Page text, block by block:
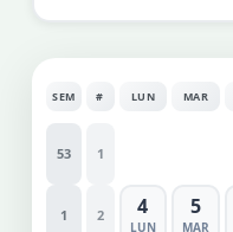
SEM # LUN MAR
53 1
1 2 4
LUN
5
MAR